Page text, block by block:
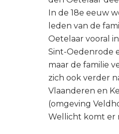
In de 18e eeuw
leden van de
Oetelaar vooral
Sint-Oedenrode
maar de familie
zich ook verder
Vlaanderen en
(omgeving
Wellicht komt er